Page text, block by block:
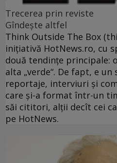
Trecerea prin reviste
Gîndeşte altfel
Think Outside The Box
iniţiativă HotNews.ro, cu
două tendinţe principale:
alta „verde“. De fapt, e
reportaje, interviuri şi
care şi-a format într-un
săi cititori, alţii decît cei
pe HotNews.